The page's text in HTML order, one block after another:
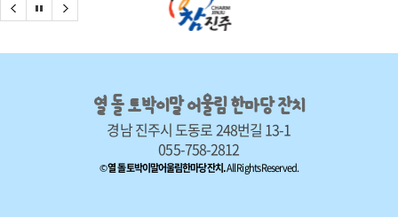
열 돌 토박이말 어울림 한마당 잔치
경남 진주시 도동로 248번길 13-1
055-758-2812
©열 돌토박이말어울림한마당잔치.All Rights Reserved.